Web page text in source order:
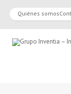
Quiénes somos